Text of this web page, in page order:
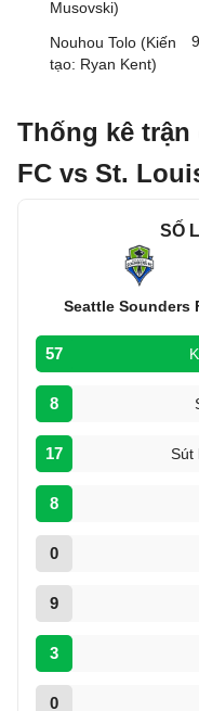
Musovski)
Nouhou Tolo (Kiến
tạo: Ryan Kent)
Thống kê trận
FC vs St.
SỐ
Seattle Sounders
57
8
17 Sút
8
0
9
3
0